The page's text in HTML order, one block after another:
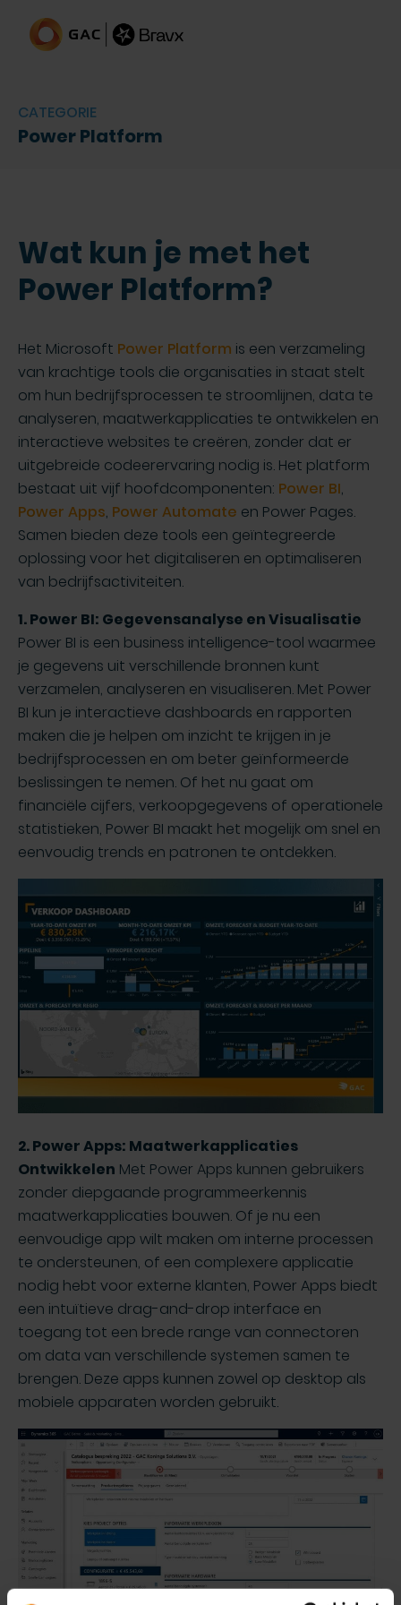
CATEGORIE
Power Platform
Wat kun je met het
Power Platform?
Het Microsoft Power Platform is een verzameling
van krachtige tools die organisaties in staat stelt
om hun bedrijfsprocessen te stroomlijnen, data te
analyseren, maatwerkapplicaties te ontwikkelen en
interactieve websites te creëren, zonder dat er
uitgebreide codeerervaring nodig is. Het platform
bestaat uit vijf hoofdcomponenten: Power BI,
Power Apps, Power Automate en Power Pages.
Samen bieden deze tools een geïntegreerde
oplossing voor het digitaliseren en optimaliseren
van bedrijfsactiviteiten.
1. Power BI: Gegevensanalyse en Visualisatie
Power BI is een business intelligence-tool waarmee
je gegevens uit verschillende bronnen kunt
verzamelen, analyseren en visualiseren. Met Power
BI kun je interactieve dashboards en rapporten
maken die je helpen om inzicht te krijgen in je
bedrijfsprocessen en om beter geïnformeerde
beslissingen te nemen. Of het nu gaat om
financiële cijfers, verkoopgegevens of operationele
statistieken, Power BI maakt het mogelijk om snel en
eenvoudig trends en patronen te ontdekken.
2. Power Apps: Maatwerkapplicaties
Ontwikkelen Met Power Apps kunnen gebruikers
zonder diepgaande programmeerkennis
maatwerkapplicaties bouwen. Of je nu een
eenvoudige app wilt maken om interne processen
te ondersteunen, of een complexere applicatie
nodig hebt voor externe klanten, Power Apps biedt
een intuïtieve drag-and-drop interface en
toegang tot een brede range van connectoren
om data van verschillende systemen samen te
brengen. Deze apps kunnen zowel op desktop als
mobiele apparaten worden gebruikt.